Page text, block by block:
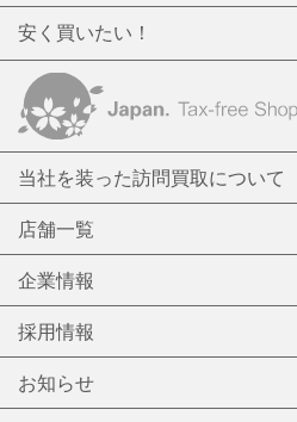
安く買いたい！
当社を装った訪問買取について
店舗一覧
企業情報
採用情報
お知らせ